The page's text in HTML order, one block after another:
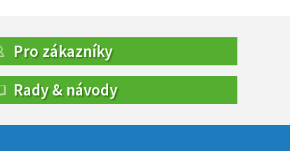
Pro zákazníky
Rady & návody